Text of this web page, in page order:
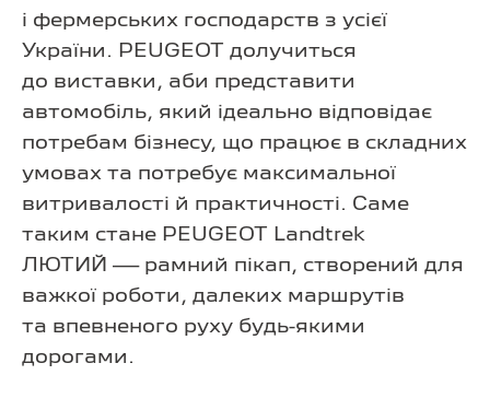
і фермерських господарств з усієї
України. PEUGEOT долучиться
до виставки, аби представити
автомобіль, який ідеально відповідає
потребам бізнесу, що працює в складних
умовах та потребує максимальної
витривалості й практичності. Саме
таким стане PEUGEOT Landtrek
ЛЮТИЙ — рамний пікап, створений для
важкої роботи, далеких маршрутів
та впевненого руху будь-якими
дорогами.